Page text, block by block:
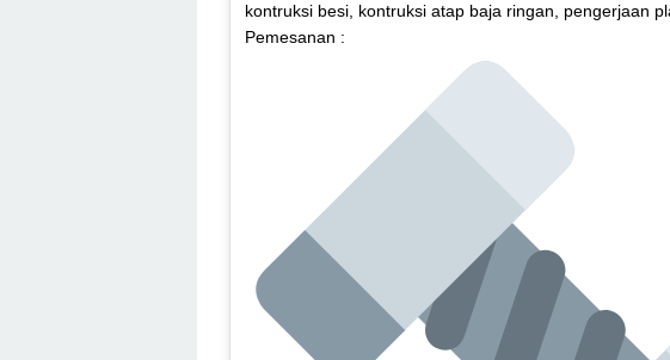
kontruksi besi, kontruksi atap baja ringan, pengerjaan
Pemesanan :